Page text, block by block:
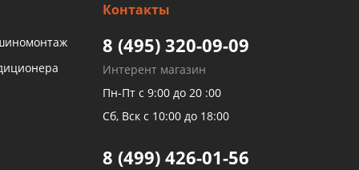
Контакты
8 (495) 320-09-09
Интерент магазин
Пн-Пт с 9:00 до 20 :00
Сб, Вск с 10:00 до 18:00
8 (499) 426-01-56